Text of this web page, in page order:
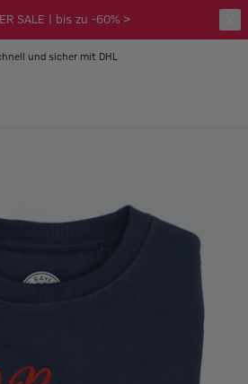
SALE | bis zu -60% >
und sicher mit DHL